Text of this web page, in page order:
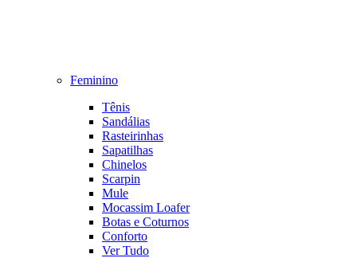
Feminino
Tênis
Sandálias
Rasteirinhas
Sapatilhas
Chinelos
Scarpin
Mule
Mocassim Loafer
Botas e Coturnos
Conforto
Ver Tudo